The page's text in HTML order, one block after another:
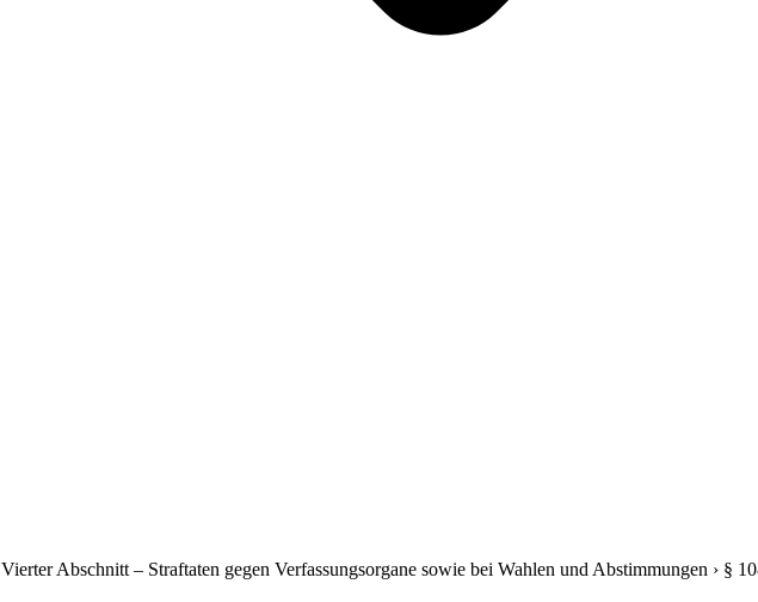
Vierter Abschnitt – Straftaten gegen Verfassungsorgane sowie bei Wahlen und Abstimmungen › §